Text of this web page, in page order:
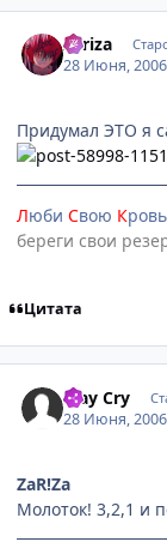
Zariza
28 Июня, 2006
Придумал ЭТО я
Люби Свою Кровь
береги свои
Цитата
May Cry
28 Июня, 2006
ZaR!Za
Молоток! 3,2,1 и